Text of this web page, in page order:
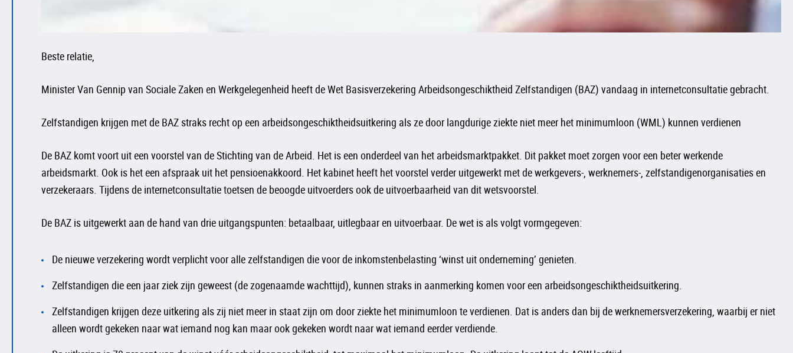
Beste relatie,
Minister Van Gennip van Sociale Zaken en Werkgelegenheid heeft de Wet Basisverzekering Arbeidsongeschiktheid Zelfstandigen (BAZ) vandaag in internetconsultatie gebracht.
Zelfstandigen krijgen met de BAZ straks recht op een arbeidsongeschiktheidsuitkering als ze door langdurige ziekte niet meer het minimumloon (WML) kunnen verdienen
De BAZ komt voort uit een voorstel van de Stichting van de Arbeid. Het is een onderdeel van het arbeidsmarktpakket. Dit pakket moet zorgen voor een beter werkende
arbeidsmarkt. Ook is het een afspraak uit het pensioenakkoord. Het kabinet heeft het voorstel verder uitgewerkt met de werkgevers-, werknemers-, zelfstandigenorganisaties en
verzekeraars. Tijdens de internetconsultatie toetsen de beoogde uitvoerders ook de uitvoerbaarheid van dit wetsvoorstel.
De BAZ is uitgewerkt aan de hand van drie uitgangspunten: betaalbaar, uitlegbaar en uitvoerbaar. De wet is als volgt vormgegeven:
De nieuwe verzekering wordt verplicht voor alle zelfstandigen die voor de inkomstenbelasting ‘winst uit onderneming’ genieten.
Zelfstandigen die een jaar ziek zijn geweest (de zogenaamde wachttijd), kunnen straks in aanmerking komen voor een arbeidsongeschiktheidsuitkering.
Zelfstandigen krijgen deze uitkering als zij niet meer in staat zijn om door ziekte het minimumloon te verdienen. Dat is anders dan bij de werknemersverzekering, waarbij er niet
alleen wordt gekeken naar wat iemand nog kan maar ook gekeken wordt naar wat iemand eerder verdiende.